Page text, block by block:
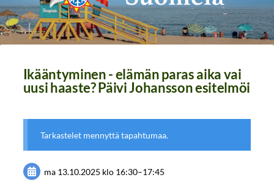
Ikääntyminen - elämän paras aika vai
uusi haaste? Päivi Johansson esitelmöi
Tarkastelet mennyttä tapahtumaa.
ma 13.10.2025 klo 16:30–17:45